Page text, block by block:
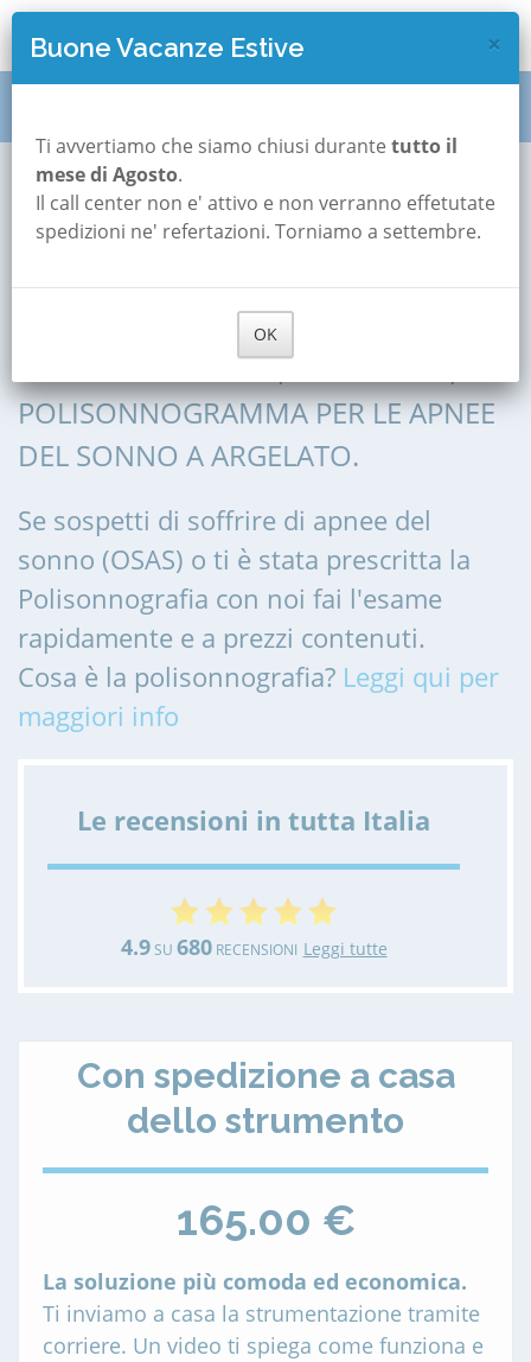
Argelato
Polisonnografia a
Argelato
POLISONNOGRAFIA, POLIGRAFIA,
POLISONNOGRAMMA PER LE APNEE
DEL SONNO A ARGELATO.
Se sospetti di soffrire di apnee del
sonno (OSAS) o ti è stata prescritta la
Polisonnografia con noi fai l'esame
rapidamente e a prezzi contenuti.
Cosa è la polisonnografia? Leggi qui per
maggiori info
Le recensioni in tutta Italia
4.9SU 680RECENSIONI Leggi tutte
Con spedizione a casa
dello strumento
165.00 €
La soluzione più comoda ed economica.
Ti inviamo a casa la strumentazione tramite
corriere. Un video ti spiega come funziona e
×
Buone Vacanze Estive
Ti avvertiamo che siamo chiusi durante tutto il
mese di Agosto.
Il call center non e' attivo e non verranno effetutate
spedizioni ne' refertazioni. Torniamo a settembre.
OK